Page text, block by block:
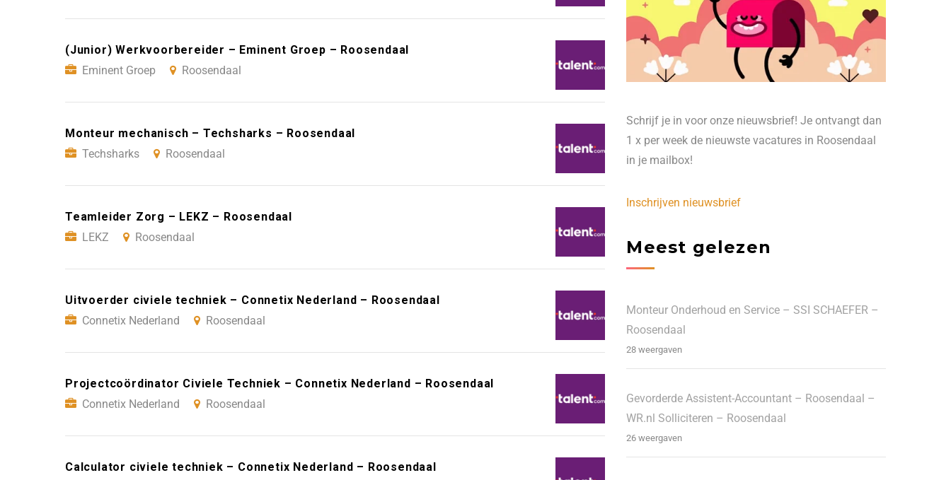
(Junior) Werkvoorbereider – Eminent Groep – Roosendaal
Eminent Groep
Roosendaal
Monteur mechanisch – Techsharks – Roosendaal
Techsharks
Roosendaal
Teamleider Zorg – LEKZ – Roosendaal
LEKZ
Roosendaal
Uitvoerder civiele techniek – Connetix Nederland – Roosendaal
Connetix Nederland
Roosendaal
Projectcoördinator Civiele Techniek – Connetix Nederland – Roosendaal
Connetix Nederland
Roosendaal
Calculator civiele techniek – Connetix Nederland – Roosendaal
Schrijf je in voor onze nieuwsbrief! Je ontvangt dan
1 x per week de nieuwste vacatures in Roosendaal
in je mailbox!
Inschrijven nieuwsbrief
Meest gelezen
Monteur Onderhoud en Service – SSI SCHAEFER –
Roosendaal
28 weergaven
Gevorderde Assistent-Accountant – Roosendaal –
WR.nl Solliciteren – Roosendaal
26 weergaven